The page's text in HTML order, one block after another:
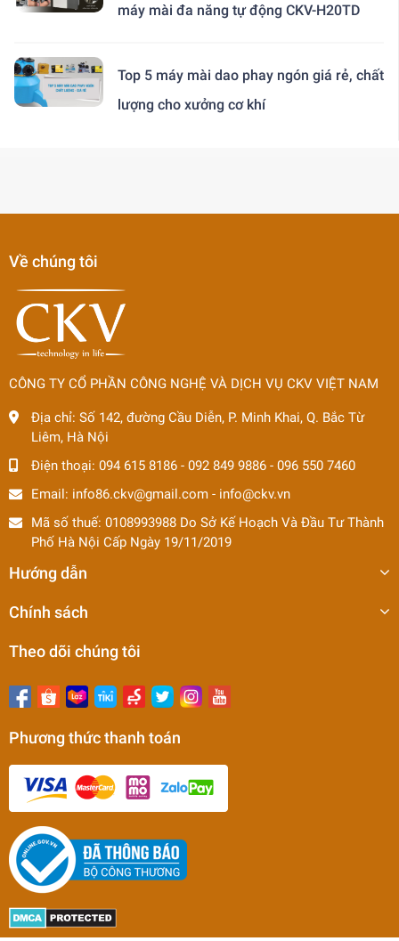
máy mài đa năng tự động CKV-H20TD
Top 5 máy mài dao phay ngón giá rẻ, chất
lượng cho xưởng cơ khí
Về chúng tôi
CÔNG TY CỔ PHẦN CÔNG NGHỆ VÀ DỊCH VỤ CKV VIỆT NAM
Địa chỉ: Số 142, đường Cầu Diễn, P. Minh Khai, Q. Bắc Từ
Liêm, Hà Nội
Điện thoại: 094 615 8186 - 092 849 9886 - 096 550 7460
Email: info86.ckv@gmail.com - info@ckv.vn
Mã số thuế: 0108993988 Do Sở Kế Hoạch Và Đầu Tư Thành
Phố Hà Nội Cấp Ngày 19/11/2019
Hướng dẫn
Chính sách
Theo dõi chúng tôi
Phương thức thanh toán